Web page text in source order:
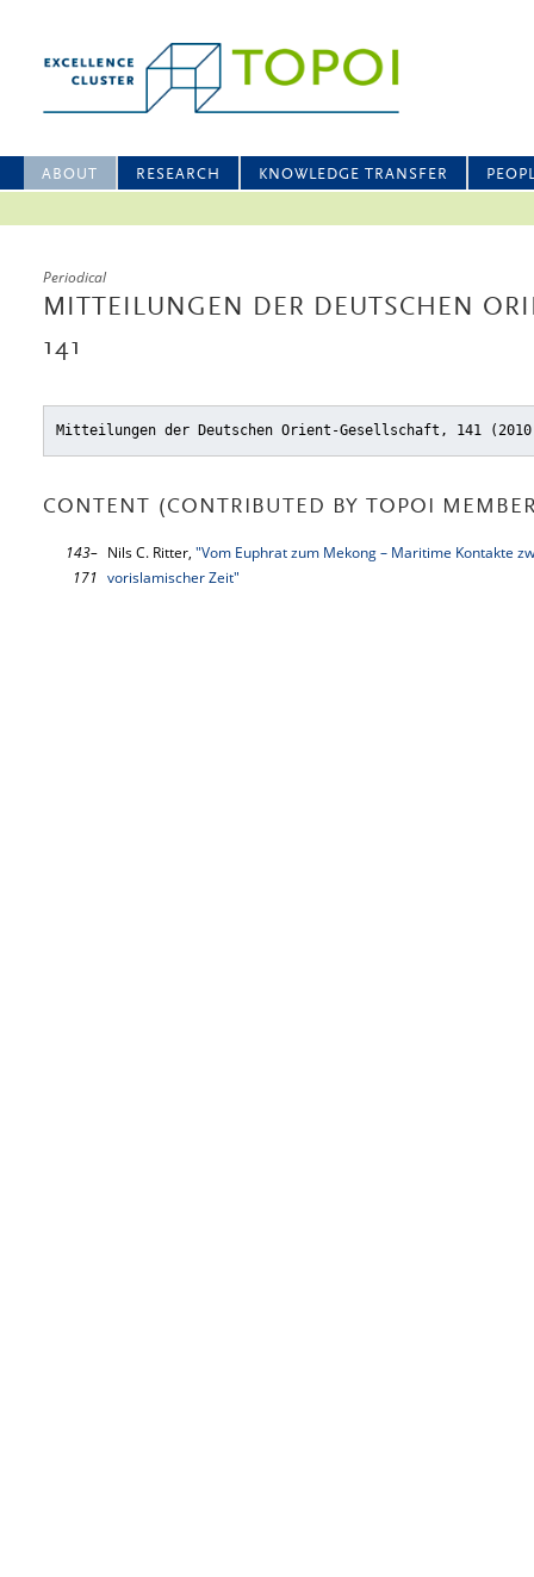
ABOUT RESEARCH KNOWLEDGE TRANSFER
Periodical
MITTEILUNGEN DER DEUTSCHEN
141
Mitteilungen der Deutschen Orient-Gesellschaft, 141
CONTENT (CONTRIBUTED BY TOPOI
143–
171
Nils C. Ritter, "Vom Euphrat zum Mekong – Maritime Kontakte
vorislamischer Zeit"